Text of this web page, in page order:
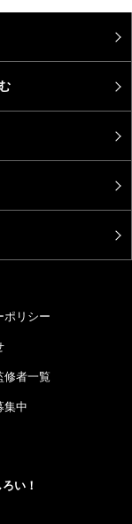
ポリシー
修者一覧
集中
い！